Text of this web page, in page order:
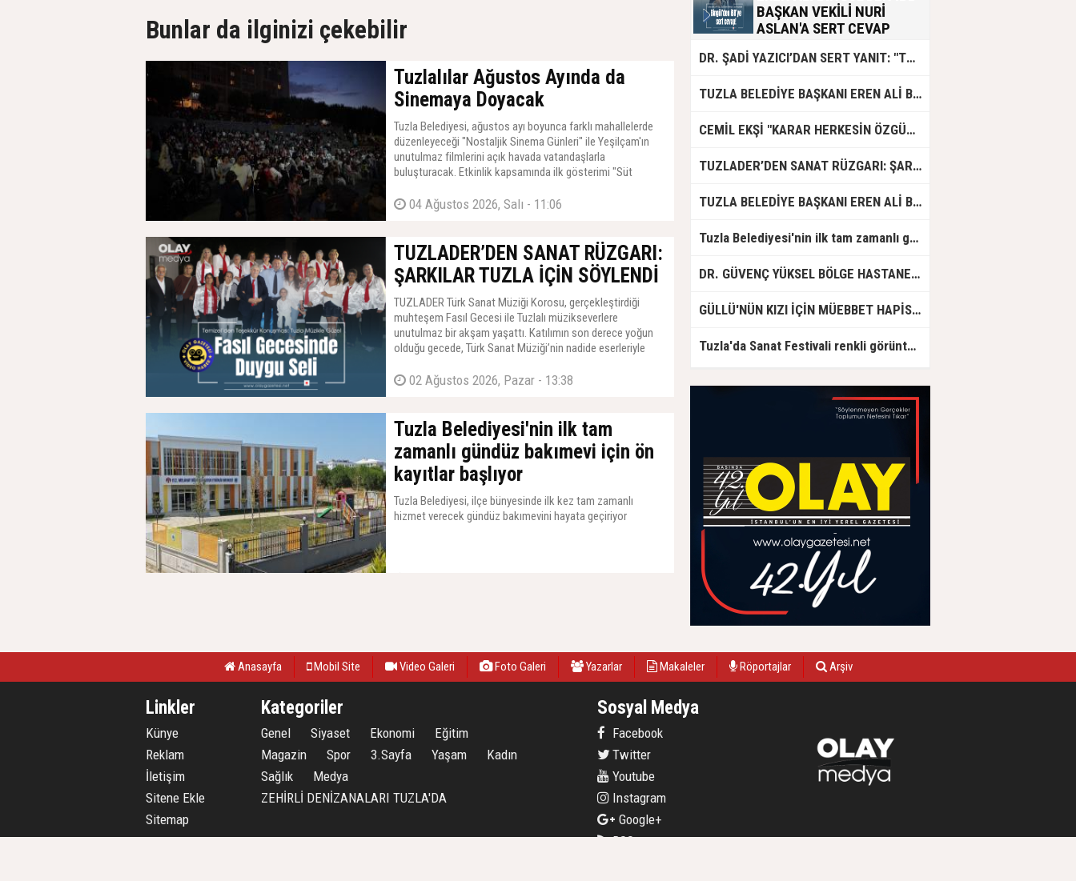
Bunlar da ilginizi çekebilir
Tuzlalılar Ağustos Ayında da
Sinemaya Doyacak
Tuzla Belediyesi, ağustos ayı boyunca farklı mahallelerde
düzenleyeceği "Nostaljik Sinema Günleri" ile Yeşilçam'ın
unutulmaz filmlerini açık havada vatandaşlarla
buluşturacak. Etkinlik kapsamında ilk gösterimi "Süt
04 Ağustos 2026, Salı - 11:06
TUZLADER’DEN SANAT RÜZGARI:
ŞARKILAR TUZLA İÇİN SÖYLENDİ
TUZLADER Türk Sanat Müziği Korosu, gerçekleştirdiği
muhteşem Fasıl Gecesi ile Tuzlalı müzikseverlere
unutulmaz bir akşam yaşattı. Katılımın son derece yoğun
olduğu gecede, Türk Sanat Müziği’nin nadide eserleriyle
geçirildi.
02 Ağustos 2026, Pazar - 13:38
Tuzla Belediyesi'nin ilk tam
zamanlı gündüz bakımevi için ön
kayıtlar başlıyor
Tuzla Belediyesi, ilçe bünyesinde ilk kez tam zamanlı
hizmet verecek gündüz bakımevini hayata geçiriyor
BAŞKAN VEKİLİ NURİ
ASLAN'A SERT CEVAP
Bingöl, İBB Başkan Vekili Nuri
açıklamalarına yazılı bir basın
açıklamasıyla yanıt verdi. Konunun
Tuzlalının geleceğini ilgilendiren
hayati bir sorun olduğunu vurgulayan
2024 yıllarına ait olduğunu belirtti.
DR. ŞADİ YAZICI’DAN SERT YANIT: "TUZLA’YA YÖNELİK KİN VE HIRSIN TUTARSIZLIKLAR MANZUMESİ"
TUZLA BELEDİYE BAŞKANI EREN ALİ BİNGÖL AK PARTİ'DE
CEMİL EKŞİ "KARAR HERKESİN ÖZGÜRLÜĞÜ"
TUZLADER’DEN SANAT RÜZGARI: ŞARKILAR TUZLA İÇİN SÖYLENDİ
TUZLA BELEDİYE BAŞKANI EREN ALİ BİNGÖL’DEN İBB’YE SORULAR: "O ZAMAN NEDEN GÖRMEDİNİZ?
Tuzla Belediyesi'nin ilk tam zamanlı gündüz bakımevi için ön kayıtlar başlıyor
DR. GÜVENÇ YÜKSEL BÖLGE HASTANESİ'NDE ÇALIŞMAYA BAŞLADI
GÜLLÜ'NÜN KIZI İÇİN MÜEBBET HAPİS CEZASI İSTENDİ!
Tuzla'da Sanat Festivali renkli görüntülere sahne oldu
Anasayfa Mobil Site Video Galeri Foto Galeri Yazarlar Makaleler Röportajlar Arşiv
Linkler
Künye
Reklam
İletişim
Sitene Ekle
Sitemap
Kategoriler
Genel Siyaset Ekonomi
Eğitim
Magazin
Spor 3.Sayfa Yaşam
Kadın
Sağlık
Medya
ZEHİRLİ DENİZANALARI TUZLA'DA
Sosyal Medya
Facebook
Twitter
Youtube
Instagram
Google+
RSS